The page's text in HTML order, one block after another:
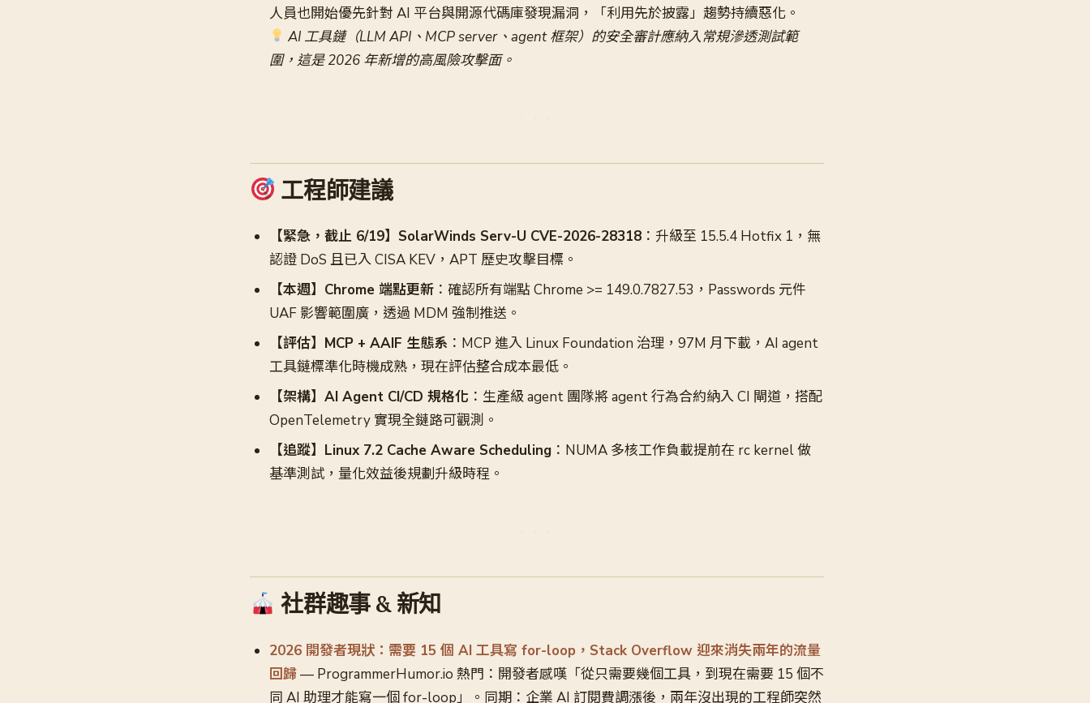
人員也開始優先針對 AI 平台與開源代碼庫發現漏洞，「利用先於披露」趨勢持續惡化。
AI 工具鏈（LLM API、MCP server、agent 框架）的安全審計應納入常規滲透測試範
圍，這是 2026 年新增的高風險攻擊面。
工程師建議
【緊急，截止 6/19】SolarWinds Serv-U CVE-2026-28318 ：升級至 15.5.4 Hotfix 1，無
認證 DoS 且已入 CISA KEV，APT 歷史攻擊目標。
【本週】Chrome 端點更新 ：確認所有端點 Chrome >= 149.0.7827.53，Passwords 元件
UAF 影響範圍廣，透過 MDM 強制推送。
【評估】MCP + AAIF 生態系 ：MCP 進入 Linux Foundation 治理，97M 月下載，AI agent
工具鏈標準化時機成熟，現在評估整合成本最低。
【架構】AI Agent CI/CD 規格化 ：生產級 agent 團隊將 agent 行為合約納入 CI 閘道，搭配
OpenTelemetry 實現全鏈路可觀測。
【追蹤】Linux 7.2 Cache Aware Scheduling ：NUMA 多核工作負載提前在 rc kernel 做
基準測試，量化效益後規劃升級時程。
社群趣事 & 新知
2026 開發者現狀：需要 15 個 AI 工具寫 for-loop，Stack Overflow 迎來消失兩年的流量
回歸— ProgrammerHumor.io 熱門：開發者感嘆「從只需要幾個工具，到現在需要 15 個不
同 AI 助理才能寫一個 for-loop」。同期：企業 AI 訂閱費調漲後，兩年沒出現的工程師突然